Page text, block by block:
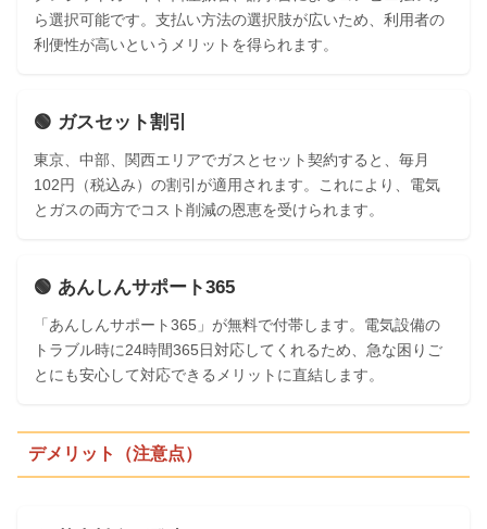
ら選択可能です。支払い方法の選択肢が広いため、利用者の
利便性が高いというメリットを得られます。
🟢 ガスセット割引
東京、中部、関西エリアでガスとセット契約すると、毎月
102円（税込み）の割引が適用されます。これにより、電気
とガスの両方でコスト削減の恩恵を受けられます。
🟢 あんしんサポート365
「あんしんサポート365」が無料で付帯します。電気設備の
トラブル時に24時間365日対応してくれるため、急な困りご
とにも安心して対応できるメリットに直結します。
デメリット（注意点）